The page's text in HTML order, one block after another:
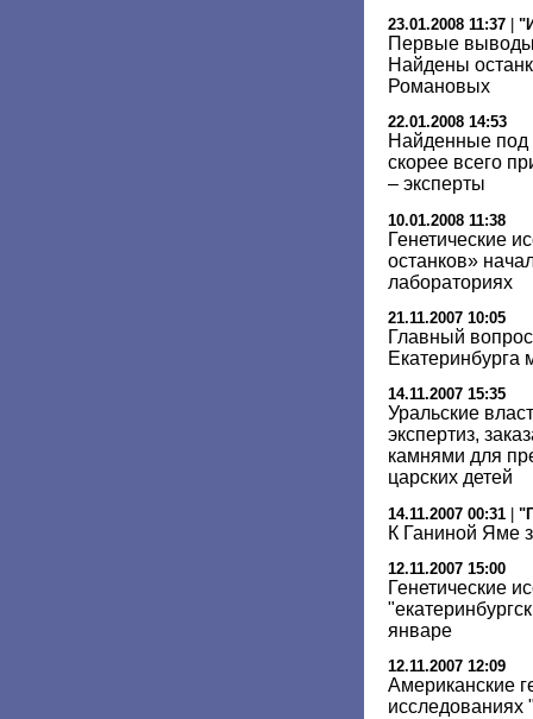
23.01.2008 11:37
Первые выводы
Найдены
Романовых
22.01.2008 14:53
Найденные под
скорее всего
– эксперты
10.01.2008 11:38
Генетические
останков»
лабораториях
21.11.2007 10:05
Главный
14.11.2007 15:35
Уральские
экспертиз,
камнями для
царских детей
14.11.2007 00:31 |
К Ганиной Яме
12.11.2007 15:00
Генетические
январе
12.11.2007 12:09
Американские
исследованиях